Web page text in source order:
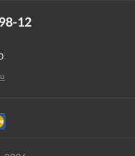
12